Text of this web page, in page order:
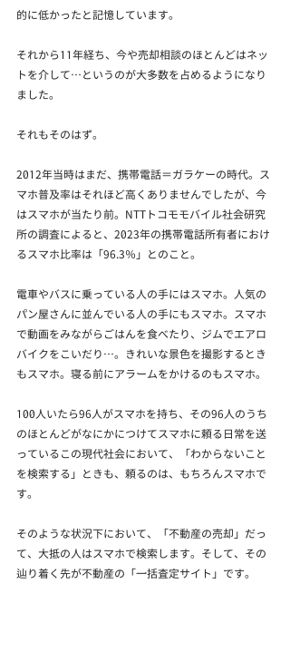
的に低かったと記憶しています。
それから11年経ち、今や売却相談のほとんどはネッ
トを介して…というのが大多数を占めるようになり
ました。
それもそのはず。
2012年当時はまだ、携帯電話＝ガラケーの時代。ス
マホ普及率はそれほど高くありませんでしたが、今
はスマホが当たり前。NTTトコモモバイル社会研究
所の調査によると、2023年の携帯電話所有者におけ
るスマホ比率は「96.3％」とのこと。
電車やバスに乗っている人の手にはスマホ。人気の
パン屋さんに並んでいる人の手にもスマホ。スマホ
で動画をみながらごはんを食べたり、ジムでエアロ
バイクをこいだり…。きれいな景色を撮影するとき
もスマホ。寝る前にアラームをかけるのもスマホ。
100人いたら96人がスマホを持ち、その96人のうち
のほとんどがなにかにつけてスマホに頼る日常を送
っているこの現代社会において、「わからないこと
を検索する」ときも、頼るのは、もちろんスマホで
す。
そのような状況下において、「不動産の売却」だっ
て、大抵の人はスマホで検索します。そして、その
辿り着く先が不動産の「一括査定サイト」です。